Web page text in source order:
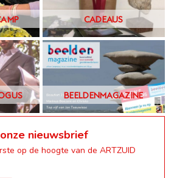
nieuwsbrief
op de hoogte van de ARTZUID